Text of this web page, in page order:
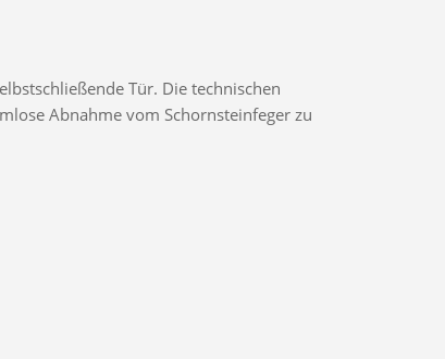
Tür. Die technischen
Abnahme vom Schornsteinfeger zu